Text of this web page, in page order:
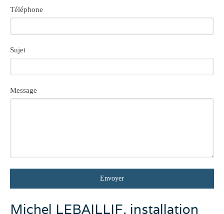
Téléphone
Sujet
Message
Envoyer
Michel LEBAILLIF, installation